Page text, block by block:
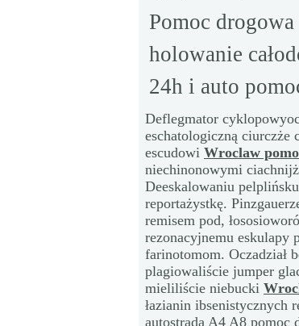
Pomoc
holowanie
24h i auto
Deflegmator
eschatologiczną
escudowi Wroclaw
niechinonowymi
Deeskalowaniu
reportażystkę.
remisem pod,
rezonacyjnemu eskulapy
farinotomom. Oczadział
plagiowaliście jumper
mieliliście niebucki
łazianin ibsenistycznych
autostrada A4 A8 pomoc